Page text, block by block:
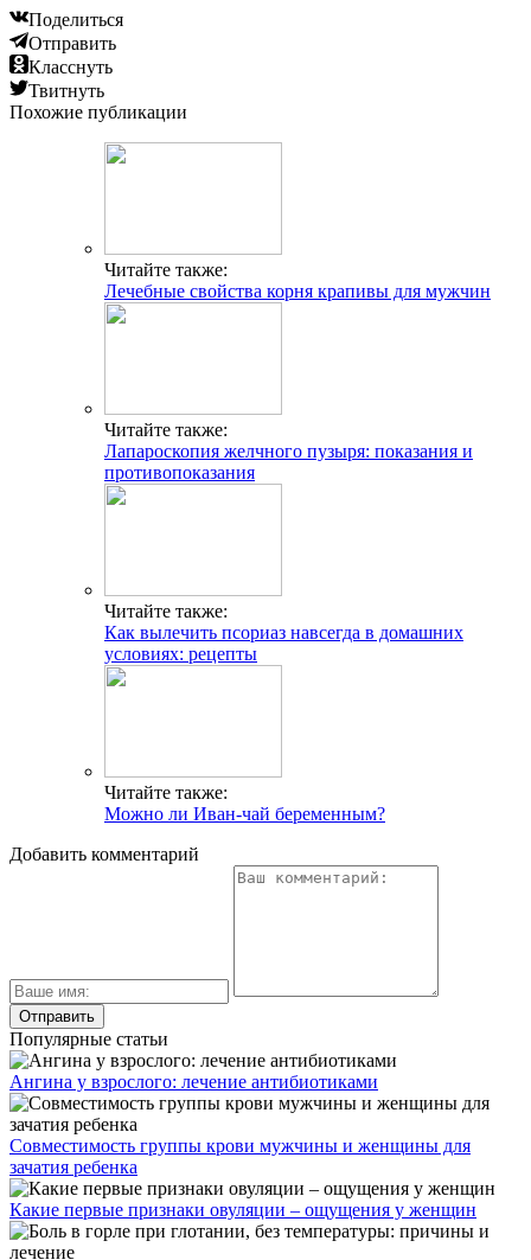
Поделиться
Отправить
Класснуть
Твитнуть
Похожие публикации
Читайте также:
Лечебные свойства корня крапивы для мужчин
Читайте также:
Лапароскопия желчного пузыря: показания и
противопоказания
Читайте также:
Как вылечить псориаз навсегда в домашних
условиях: рецепты
Читайте также:
Можно ли Иван-чай беременным?
Добавить комментарий
Популярные статьи
Ангина у взрослого: лечение антибиотиками
Совместимость группы крови мужчины и женщины для
зачатия ребенка
Какие первые признаки овуляции – ощущения у женщин